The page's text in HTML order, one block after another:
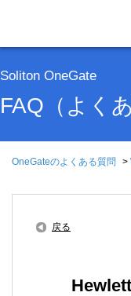
Soliton OneGate
FAQ（よく
OneGateのよくある質問 >
戻る